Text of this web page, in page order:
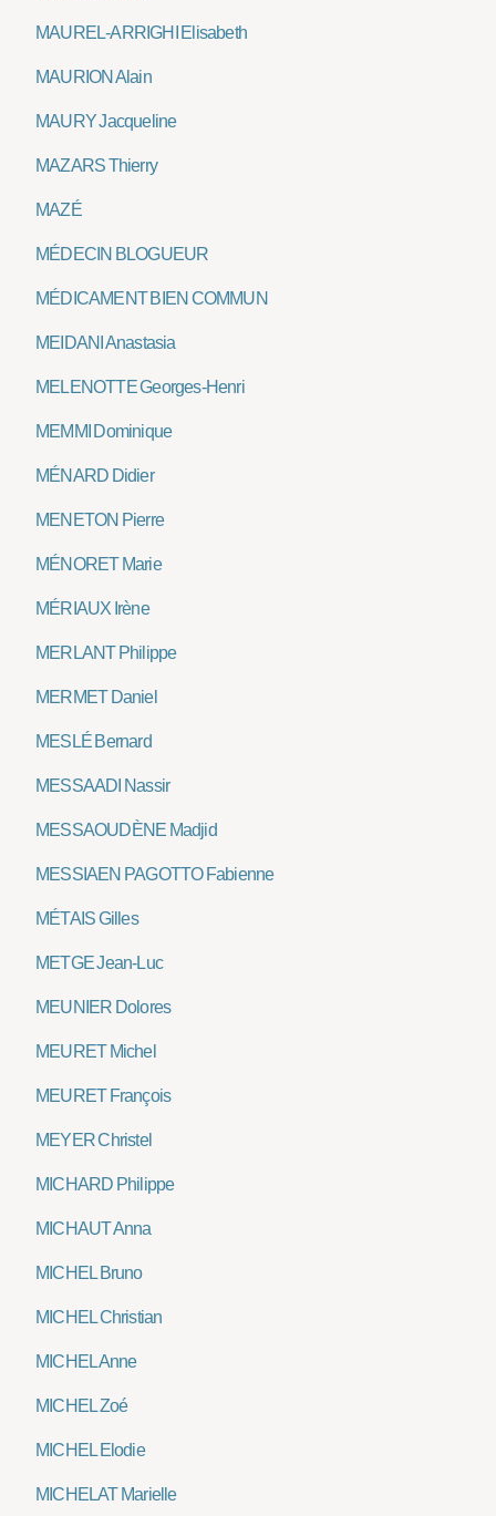
MAUREL-ARRIGHI Elisabeth
MAURION Alain
MAURY Jacqueline
MAZARS Thierry
MAZÉ
MÉDECIN BLOGUEUR
MÉDICAMENT BIEN COMMUN
MEIDANI Anastasia
MELENOTTE Georges-Henri
MEMMI Dominique
MÉNARD Didier
MENETON Pierre
MÉNORET Marie
MÉRIAUX Irène
MERLANT Philippe
MERMET Daniel
MESLÉ Bernard
MESSAADI Nassir
MESSAOUDÈNE Madjid
MESSIAEN PAGOTTO Fabienne
MÉTAIS Gilles
METGE Jean-Luc
MEUNIER Dolores
MEURET Michel
MEURET François
MEYER Christel
MICHARD Philippe
MICHAUT Anna
MICHEL Bruno
MICHEL Christian
MICHEL Anne
MICHEL Zoé
MICHEL Elodie
MICHELAT Marielle